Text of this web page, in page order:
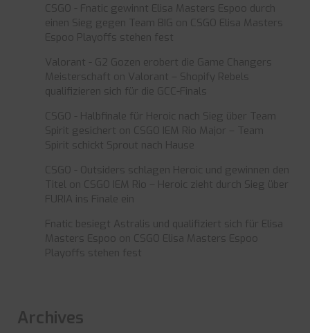
CSGO - Fnatic gewinnt Elisa Masters Espoo durch
einen Sieg gegen Team BIG
CSGO Elisa Masters
Espoo Playoffs stehen fest
Valorant - G2 Gozen erobert die Game Changers
Meisterschaft
Valorant – Shopify Rebels
qualifizieren sich für die GCC-Finals
CSGO - Halbfinale für Heroic nach Sieg über Team
Spirit gesichert
CSGO IEM Rio Major – Team
Spirit schickt Sprout nach Hause
CSGO - Outsiders schlagen Heroic und gewinnen den
Titel
CSGO IEM Rio – Heroic zieht durch Sieg über
FURIA ins Finale ein
Fnatic besiegt Astralis und qualifiziert sich für Elisa
Masters Espoo
CSGO Elisa Masters Espoo
Playoffs stehen fest
Archives